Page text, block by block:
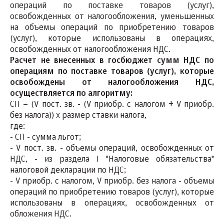
операций по поставке товаров (услуг),
освобожденных от налогообложения, уменьшенных
на объемы операций по приобретению товаров
(услуг), которые использованы в операциях,
освобожденных от налогообложения НДС.
Расчет не внесенных в госбюджет сумм НДС по
операциям по поставке товаров (услуг), которые
освобождены от налогообложения НДС,
осуществляется по алгоритму:
СП = (V пост. зв. - (V приобр. с налогом + V приобр.
без налога)) х размер ставки налога,
где:
- СП - сумма льгот;
- V пост. зв. - объемы операций, освобожденных от
НДС, - из раздела I "Налоговые обязательства"
налоговой декларации по НДС;
- V приобр. с налогом, V приобр. без налога - объемы
операций по приобретению товаров (услуг), которые
использованы в операциях, освобожденных от
обложения НДС.